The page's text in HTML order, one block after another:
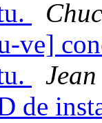
ve]
de